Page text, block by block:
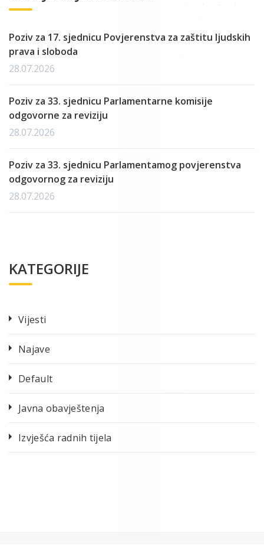
Poziv za 17. sjednicu Povjerenstva za zaštitu ljudskih
prava i sloboda
28.07.2026
Poziv za 33. sjednicu Parlamentarne komisije
odgovorne za reviziju
28.07.2026
Poziv za 33. sjednicu Parlamentamog povjerenstva
odgovornog za reviziju
28.07.2026
KATEGORIJE
Vijesti
Najave
Default
Javna obavještenja
Izvješća radnih tijela